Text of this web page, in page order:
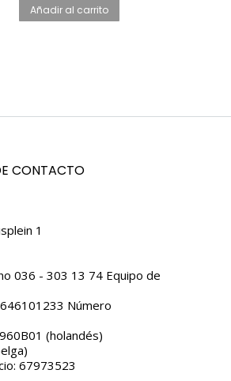
era:
es:
Añadir al carrito
CONTACTO
1
036 - 303 13 74 Equipo de
Número
(holandés)
67973523